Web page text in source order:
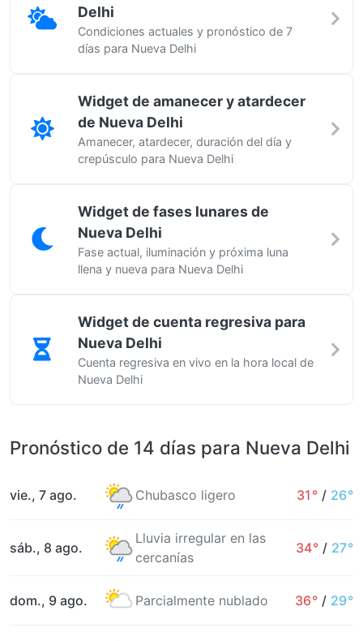
Delhi
Condiciones actuales y pronóstico de 7
días para Nueva Delhi
Widget de amanecer y atardecer
de Nueva Delhi
Amanecer, atardecer, duración del día y
crepúsculo para Nueva Delhi
Widget de fases lunares de
Nueva Delhi
Fase actual, iluminación y próxima luna
llena y nueva para Nueva Delhi
Widget de cuenta regresiva para
Nueva Delhi
Cuenta regresiva en vivo en la hora local de
Nueva Delhi
Pronóstico de 14 días para Nueva Delhi
vie., 7 ago. Chubasco ligero 31° / 26°
sáb., 8 ago.
Lluvia irregular en las
cercanías
34° / 27°
dom., 9 ago. Parcialmente nublado 36° / 29°